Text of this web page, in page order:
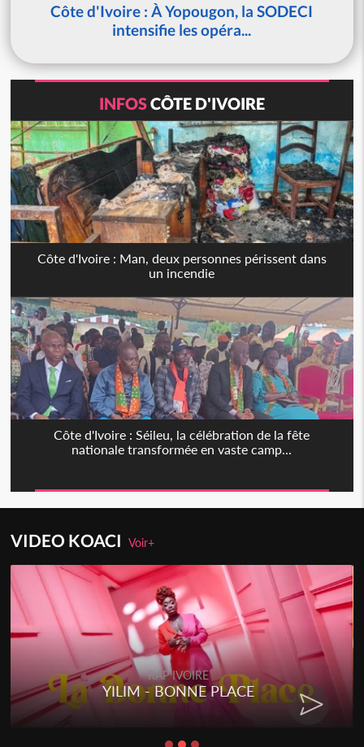
Côte d'Ivoire : À Yopougon, la SODECI
intensifie les opéra...
INFOSCÔTE D'IVOIRE
Côte d'Ivoire : Man, deux personnes périssent dans
un incendie
Côte d'Ivoire : Séileu, la célébration de la fête
nationale transformée en vaste camp...
VIDEO KOACIVoir+
RAP IVOIRE
YILIM - BONNE PLACE